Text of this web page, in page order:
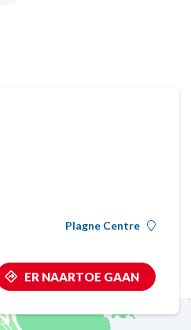
Plagne Centre
ER NAARTOE GAAN